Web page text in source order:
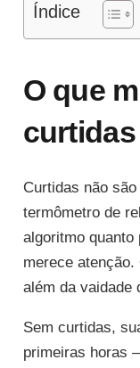
Índice
O que
Curtidas não
termômetro de
algoritmo quanto
merece
além da vaidade
Sem curtidas,
primeiras horas